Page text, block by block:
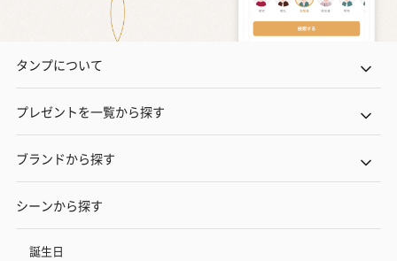
タンプについて
プレゼントを一覧から探す
ブランドから探す
シーンから探す
誕生日